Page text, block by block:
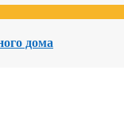
дома